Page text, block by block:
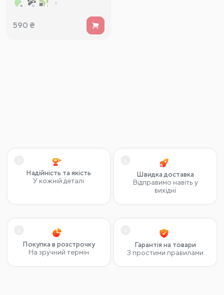
590 ₴
Надійність та якість
У кожній деталі
Швидка доставка
Відправимо навіть у
вихідні
Покупка в розстрочку
На зручний термін
Гарантія на товари
З простими правилами